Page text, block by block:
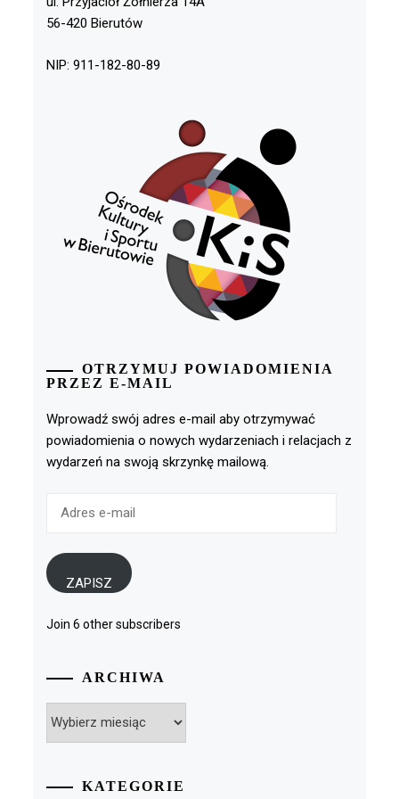
56-420 Bierutów
NIP: 911-182-80-89
OTRZYMUJ POWIADOMIENIA
PRZEZ E-MAIL
Wprowadź swój adres e-mail aby otrzymywać
powiadomienia o nowych wydarzeniach i relacjach z
wydarzeń na swoją skrzynkę mailową.
ZAPISZ
Join 6 other subscribers
ARCHIWA
KATEGORIE